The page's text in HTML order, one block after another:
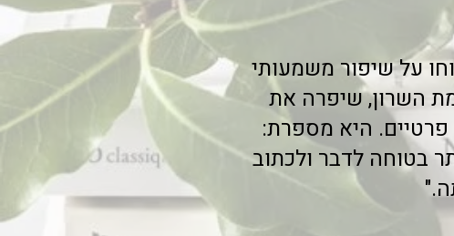
על שיפור משמעותי
השרון, שיפרה את
שיעורים פרטיים. היא מספרת:
בטוחה לדבר ולכתוב